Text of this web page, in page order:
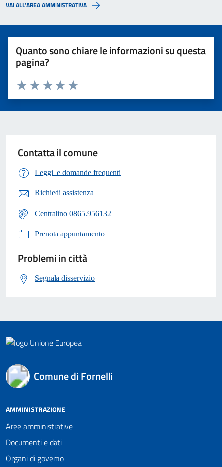
VAI ALL’AREA AMMINISTRATIVA
Quanto sono chiare le informazioni su questa
pagina?
Valuta 5 stelle su 5
Valuta 4 stelle su 5
Valuta 3 stelle su 5
Valuta 2 stelle su 5
Valuta 1 stelle su 5
Contatta il comune
Leggi le domande frequenti
Richiedi assistenza
Centralino 0865.956132
Prenota appuntamento
Problemi in città
Segnala disservizio
Comune di Fornelli
AMMINISTRAZIONE
Aree amministrative
Documenti e dati
Organi di governo